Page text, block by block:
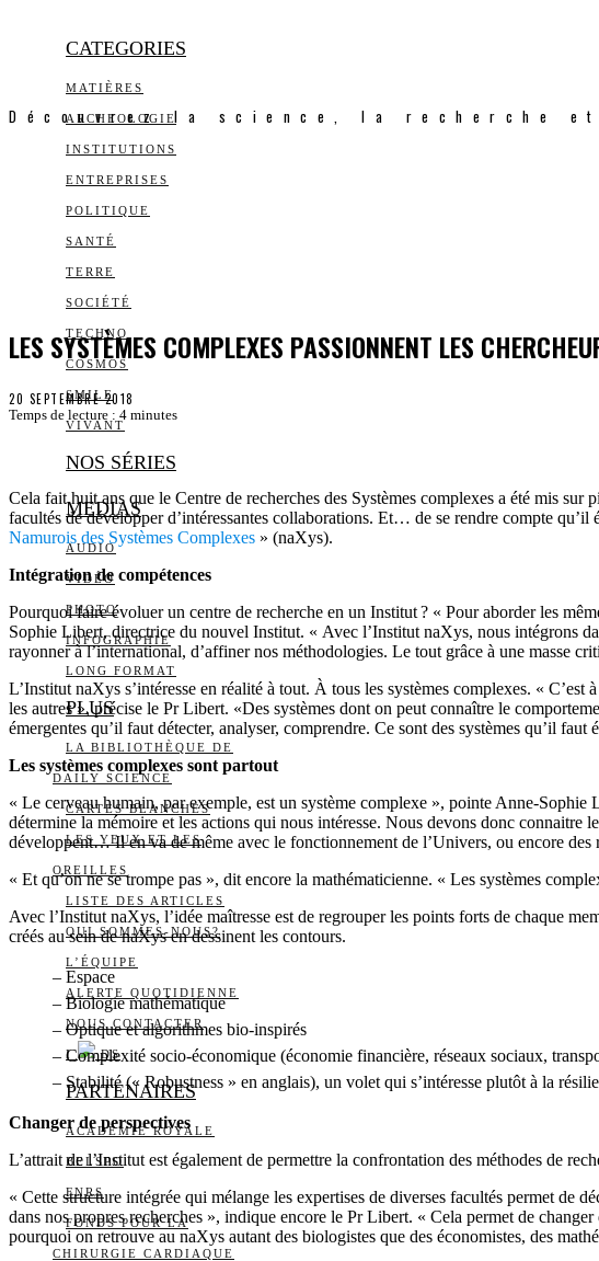
CATEGORIES
MATIÈRES
ARCHEOLOGIE
INSTITUTIONS
ENTREPRISES
POLITIQUE
SANTÉ
TERRE
SOCIÉTÉ
TECHNO
COSMOS
SMILE
VIVANT
NOS SÉRIES
MEDIAS
AUDIO
VIDÉO
PHOTO
INFOGRAPHIE
LONG FORMAT
PLUS
LA BIBLIOTHÈQUE DE
DAILY SCIENCE
CARTES BLANCHES
LES YEUX ET LES
OREILLES
LISTE DES ARTICLES
QUI SOMMES-NOUS?
L’ÉQUIPE
ALERTE QUOTIDIENNE
NOUS CONTACTER
I DS
PARTENAIRES
ACADÉMIE ROYALE
BELSPO
FNRS
FONDS POUR LA
CHIRURGIE CARDIAQUE
Découvrez la science, la recherche
LES SYSTÈMES COMPLEXES PASSIONNENT LES
20 SEPTEMBRE 2018
Temps de lecture : 4 minutes
Cela fait huit ans que le Centre de recherches des Systèmes complexes a été mis
facultés de développer d’intéressantes collaborations. Et… de se rendre compte
Namurois des Systèmes Complexes » (naXys).
Intégration de compétences
Pourquoi faire évoluer un centre de recherche en un Institut ? « Pour aborder les
Sophie Libert, directrice du nouvel Institut. « Avec l’Institut naXys, nous intégrons
rayonner à l’international, d’affiner nos méthodologies. Le tout grâce à une masse
L’Institut naXys s’intéresse en réalité à tout. À tous les systèmes complexes. «
les autres », précise le Pr Libert. «Des systèmes dont on peut connaître le
émergentes qu’il faut détecter, analyser, comprendre. Ce sont des systèmes qu’il
Les systèmes complexes sont partout
« Le cerveau humain, par exemple, est un système complexe », pointe Anne-
détermine la mémoire et les actions qui nous intéresse. Nous devons donc
développent… Il en va de même avec le fonctionnement de l’Univers, ou encore des
« Et qu’on ne se trompe pas », dit encore la mathématicienne. « Les systèmes
Avec l’Institut naXys, l’idée maîtresse est de regrouper les points forts de chaque
créés au sein de naXys en dessinent les contours.
– Espace
– Biologie mathématique
– Optique et algorithmes bio-inspirés
– Complexité socio-économique (économie financière, réseaux sociaux,
– Stabilité (« Robustness » en anglais), un volet qui s’intéresse plutôt à la
Changer de perspectives
L’attrait de l’Institut est également de permettre la confrontation des méthodes de
« Cette structure intégrée qui mélange les expertises de diverses facultés permet de
dans nos propres recherches », indique encore le Pr Libert. « Cela permet de
pourquoi on retrouve au naXys autant des biologistes que des économistes, des